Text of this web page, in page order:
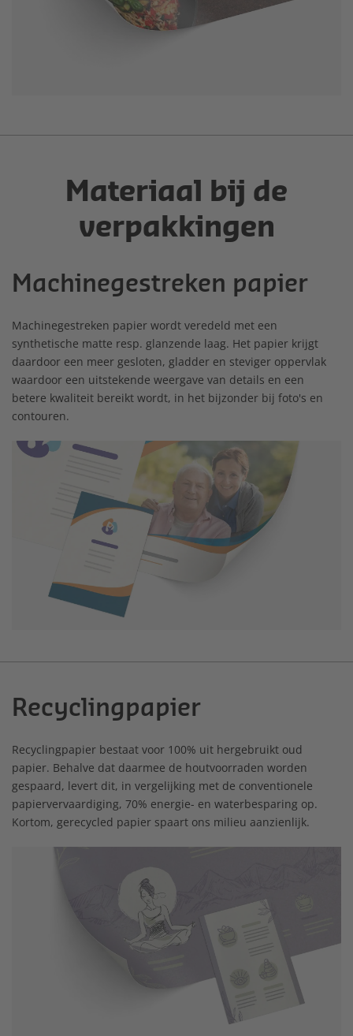
Materiaal bij de
verpakkingen
Machinegestreken papier
Machinegestreken papier wordt veredeld met een
synthetische matte resp. glanzende laag. Het papier krijgt
daardoor een meer gesloten, gladder en steviger oppervlak
waardoor een uitstekende weergave van details en een
betere kwaliteit bereikt wordt, in het bijzonder bij foto's en
contouren.
Recyclingpapier
Recyclingpapier bestaat voor 100% uit hergebruikt oud
papier. Behalve dat daarmee de houtvoorraden worden
gespaard, levert dit, in vergelijking met de conventionele
papiervervaardiging, 70% energie- en waterbesparing op.
Kortom, gerecycled papier spaart ons milieu aanzienlijk.